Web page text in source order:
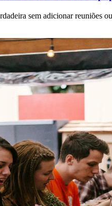
sem adicionar reuniões